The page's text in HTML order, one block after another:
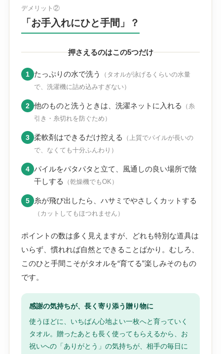
デメリット②
「お手入れにひと手間」？
押さえるのはこの5つだけ
1 たっぷりの水で洗う
（タオルが泳げるくらいの水量
で、洗濯機に詰め込みすぎない）
2 他のものと洗うときは、洗濯ネットに入れる
（糸
引き・糸切れを防ぐため）
3 柔軟剤はできるだけ控える
（上質でパイルが長いの
で、なくても十分ふんわり）
4 パイルをパタパタと立て、風通しの良い場所で陰
干しする
（乾燥機でもOK）
5 糸が飛び出したら、ハサミでやさしくカットする
（カットしてもほつれません）
ポイントの数は多く見えますが、どれも特別な道具は
いらず、慣れれば自然とできることばかり。むしろ、
このひと手間こそがタオルを“育てる”楽しみそのもの
です。
感謝の気持ちが、長く寄り添う贈り物に
使うほどに、いちばん心地よい一枚へと育っていく
タオル。贈ったあとも長く使ってもらえるから、お
祝いへの「ありがとう」の気持ちが、相手の毎日に